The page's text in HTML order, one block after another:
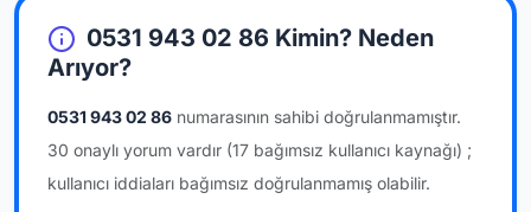
0531 943 02 86 Kimin? Neden
Arıyor?
0531 943 02 86 numarasının sahibi doğrulanmamıştır.
30 onaylı yorum vardır (17 bağımsız kullanıcı kaynağı) ;
kullanıcı iddiaları bağımsız doğrulanmamış olabilir.